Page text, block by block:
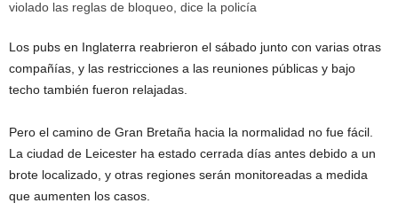
Los pubs en Inglaterra reabrieron el sábado junto con varias otras
compañías, y las restricciones a las reuniones públicas y bajo
techo también fueron relajadas.
Pero el camino de Gran Bretaña hacia la normalidad no fue fácil.
La ciudad de Leicester ha estado cerrada días antes debido a un
brote localizado, y otras regiones serán monitoreadas a medida
que aumenten los casos.